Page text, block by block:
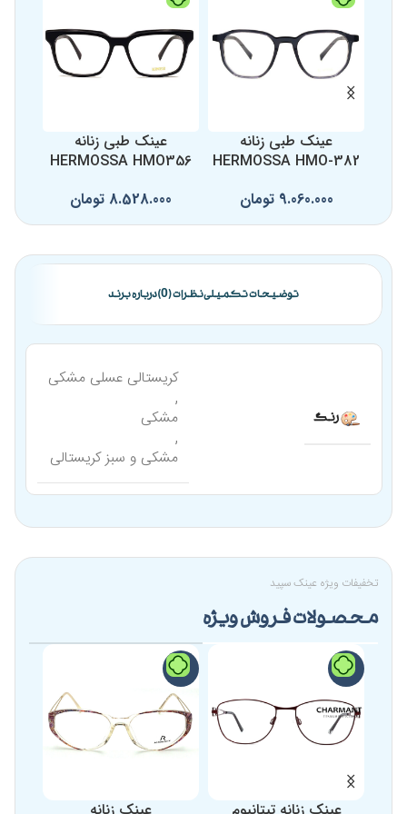
عینک طبی زنانه
HERMOSSA HMO-382
9.060.000 تومان
عینک طبی زنانه
HERMOSSA HMO356
8.528.000 تومان
توضیحات تکمیلینظرات (0) درباره برند
رنگ
کریستالی عسلی مشکی
,
مشکی
,
مشکی و سبز کریستالی
تخفیفات ویژه عینک سپید
محصولات فروش ویژه
-17%
-19%